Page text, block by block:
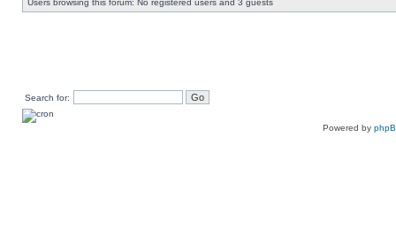
Users browsing this forum: No registered users and 3 guests
Search for:
Powered by